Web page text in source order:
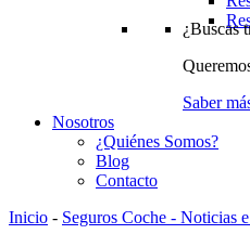
¿Buscas
Saber
Nosotros
¿Quiénes Somos?
Blog
Contacto
Inicio - Seguros Coche - Noticias